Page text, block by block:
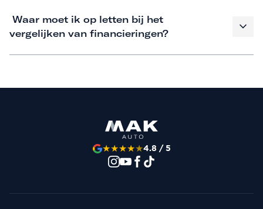
Waar moet ik op letten bij het
vergelijken van financieringen?
★★★★★4.8 / 5